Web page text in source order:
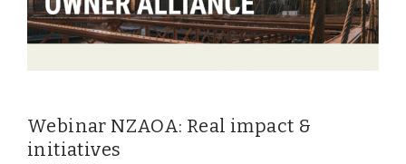
Webinar NZAOA: Real impact &
initiatives